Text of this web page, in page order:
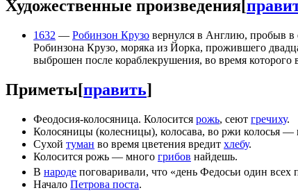
Художественные произведения[
1632 — Робинзон Крузо вернулся в Англию, пробыв в
Робинзона Крузо, моряка из Йорка, прожившего
выброшен после кораблекрушения, во время
Приметы[править]
Феодосия-колосяница. Колосится рожь, сеют гречиху.
Колосяницы (колесницы), колосава, во ржи колосья —
Сухой туман во время цветения вредит хлебу.
Колосится рожь — много грибов найдешь.
В народе поговаривали, что «день Федосьи один всех
Начало Петрова поста.